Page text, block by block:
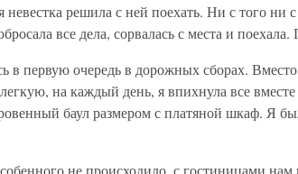
решила с ней поехать. Ни с того ни
все дела, сорвалась с места и
в первую очередь в дорожных сборах.
на каждый день, я впихнула все
баул размером с платяной шкаф. Я
не происходило, с гостиницами